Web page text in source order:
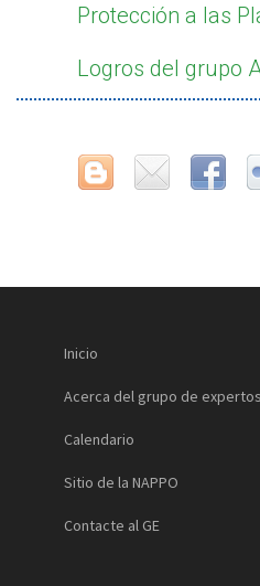
Protección a las
Logros del grupo
Inicio
Acerca del grupo de expertos
Calendario
Sitio de la NAPPO
Contacte al GE